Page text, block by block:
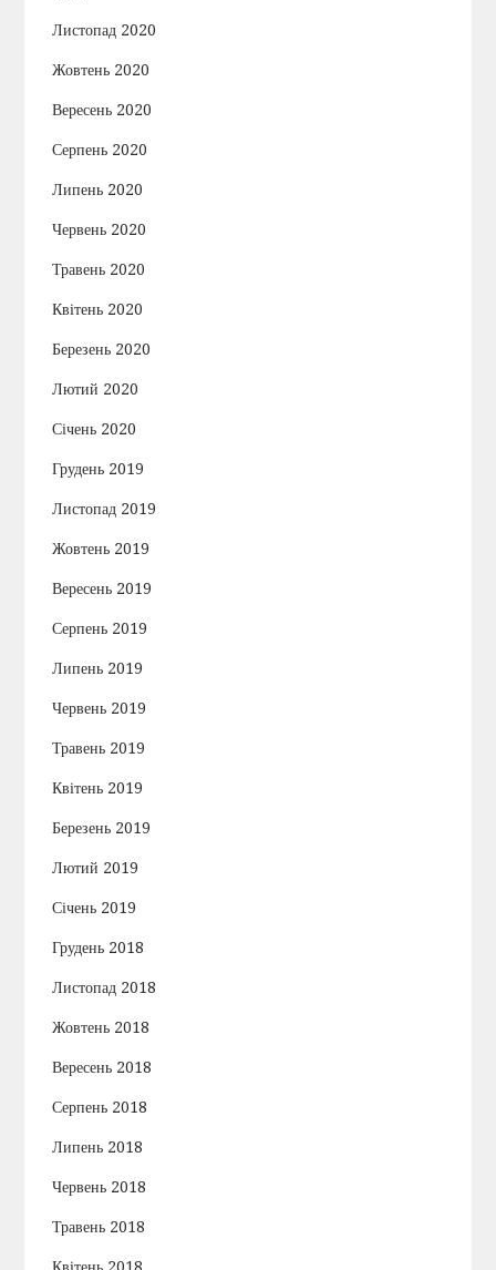
Листопад 2020
Жовтень 2020
Вересень 2020
Серпень 2020
Липень 2020
Червень 2020
Травень 2020
Квітень 2020
Березень 2020
Лютий 2020
Січень 2020
Грудень 2019
Листопад 2019
Жовтень 2019
Вересень 2019
Серпень 2019
Липень 2019
Червень 2019
Травень 2019
Квітень 2019
Березень 2019
Лютий 2019
Січень 2019
Грудень 2018
Листопад 2018
Жовтень 2018
Вересень 2018
Серпень 2018
Липень 2018
Червень 2018
Травень 2018
Квітень 2018